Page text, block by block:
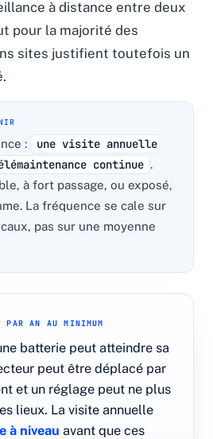
à distance entre deux
pour la majorité des
sites justifient toutefois un
:
une visite annuelle
continue .
à fort passage, ou exposé,
La fréquence se cale sur
pas sur une moyenne
PAR AN AU MINIMUM
batterie peut atteindre sa
peut être déplacé par
et un réglage peut ne plus
lieux. La visite annuelle
à niveau avant que ces